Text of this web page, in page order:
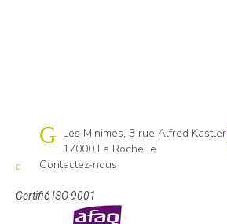
Cap emploi 17
Les Minimes, 3 rue Alfred Kastler
17000 La Rochelle
Contactez-nous
Certifié ISO 9001